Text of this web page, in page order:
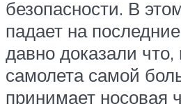
безопасности. В
падает на
давно доказали
самолета самой
принимает носовая